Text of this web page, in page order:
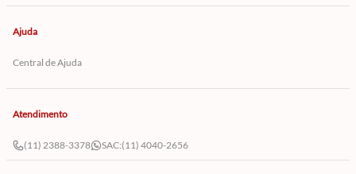
Ajuda
Central de Ajuda
Atendimento
(11) 2388-3378 SAC:(11) 4040-2656